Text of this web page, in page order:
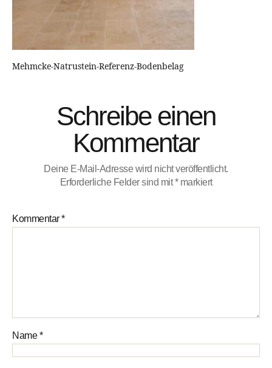
Mehmcke-Natrustein-Referenz-Bodenbelag
Schreibe einen
Kommentar
Deine E-Mail-Adresse wird nicht veröffentlicht.
Erforderliche Felder sind mit*markiert
Kommentar*
Name*